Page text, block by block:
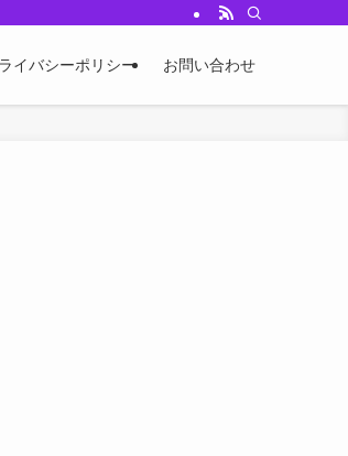
イバシーポリシー お問い合わせ